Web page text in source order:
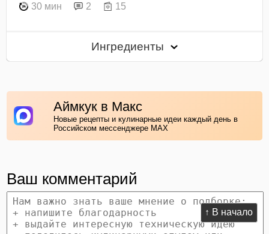
↑ В начало
30 мин 2 15
Ингредиенты
Аймкук в Макс
Новые рецепты и кулинарные идеи каждый день в
Российском мессенджере MAX
Ваш комментарий